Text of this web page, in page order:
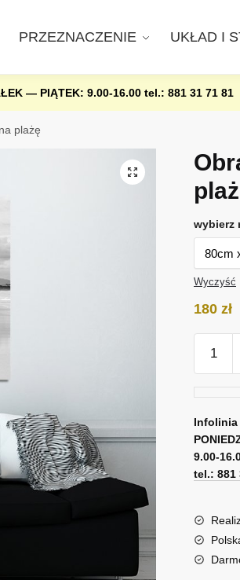
PRZEZNACZENIE UKŁAD I
— PIĄTEK: 9.00-16.00 tel.: 881 31 71 81
plażę
wybierz
Wyczyść
180 zł
Obraz
na
plażę
Infolinia
9.00-
tel.: 881